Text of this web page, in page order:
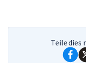
Teile dies